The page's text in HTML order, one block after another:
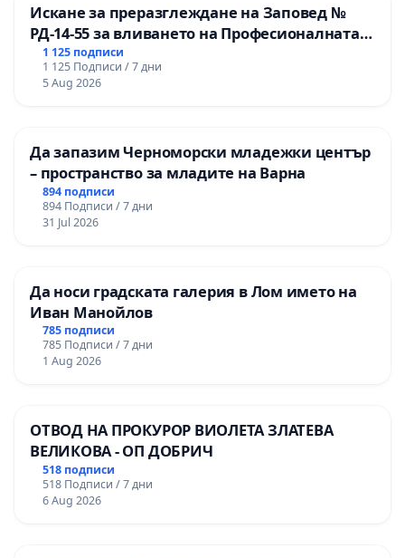
Искане за преразглеждане на Заповед №
РД-14-55 за вливането на Професионалната
гимназия по промишлени технологии в
Професионалната гимназия по икономика и
мениджмънт – гр. Пазарджик
1 125 подписи
1 125 Подписи / 7 дни
5 Aug 2026
Да запазим Черноморски младежки център
– пространство за младите на Варна
894 подписи
894 Подписи / 7 дни
31 Jul 2026
Да носи градската галерия в Лом името на
Иван Манойлов
785 подписи
785 Подписи / 7 дни
1 Aug 2026
ОТВОД НА ПРОКУРОР ВИОЛЕТА ЗЛАТЕВА
ВЕЛИКОВА - ОП ДОБРИЧ
518 подписи
518 Подписи / 7 дни
6 Aug 2026